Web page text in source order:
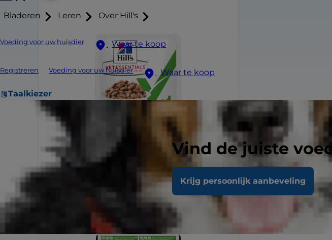
Bladeren Leren Over Hill's
Voeding voor uw huisdier Waar te koop
Registreren Voeding voor uw huisdier Waar te koop
Taalkiezer
Vind de juiste
Krijg persoonlijk aanbeveling